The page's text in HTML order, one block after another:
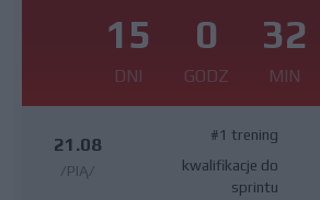
15
DNI
0
GODZ
32
MIN
21.08
/PIĄ/
#1 trening
kwalifikacje do
sprintu